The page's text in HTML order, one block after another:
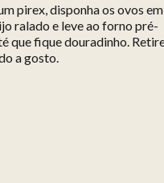
pirex, disponha os ovos em
ralado e leve ao forno pré-
que fique douradinho.
a gosto.